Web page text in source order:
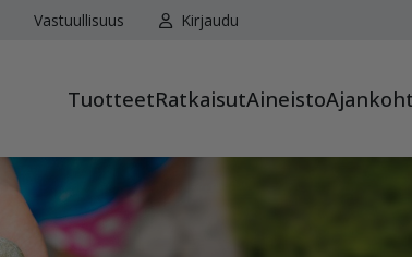
Vastuullisuus Kirjaudu
TuotteetRatkaisutAineisto